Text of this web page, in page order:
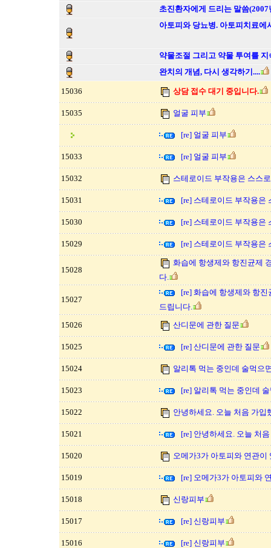
초진환자에게 드리는 말씀
아토피와 당뇨병. 아토피치료에
약물조절 그리고 약물 투여를
완치의 개념, 다시 생각하기....
15036 상담 접수 대기 중입니다.
15035 얼굴 피부
[re] 얼굴 피부
15033 [re] 얼굴 피부
15032 스테로이드 부작용은 스스
15031 [re] 스테로이드 부작용은
15030 [re] 스테로이드 부작용은
15029 [re] 스테로이드 부작용은
15028
화습에 항생제와 항진균제
다.
15027
[re] 화습에 항생제와 항
드립니다.
15026
산디문에 관한 질문
15025 [re] 산디문에 관한 질문
15024 알리톡 먹는 중인데 술먹으
15023 [re] 알리톡 먹는 중인데
15022 안녕하세요. 오늘 처음 가입
15021 [re] 안녕하세요. 오늘 처
15020 오메가3가 아토피와 연관이
15019 [re] 오메가3가 아토피와
15018 신랑피부
15017 [re] 신랑피부
15016 [re] 신랑피부